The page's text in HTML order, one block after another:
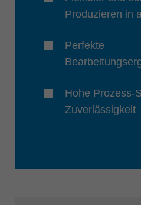
Produzieren in
Perfekte
Hohe Prozess-
Zuverlässigkeit